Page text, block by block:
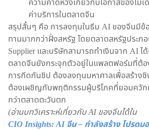
ความคาดหวังเกี่ยวกับโอกาสของโม
ค่าบริการในตลาดจีน
สรุปสั้นๆ คือ การลงทุนในธีม AI ของจีนมีข้
ทานมากกว่าฝั่งสหรัฐ โดยตลาดสหรัฐประก
Supplier และบริษัทสามารถทำเงินจาก AI
ตลาดจีนยังกระจุกตัวอยู่ในแพลตฟอร์มที่ต้
การกีดกันชิป ต้องลงทุนมหาศาลเพื่อสร้างชิ
ต้องเผชิญกับพฤติกรรมผู้บริโภคที่ยอมควัก
กว่าตลาดตะวันตก
(อ่านบทวิเคราะห์เกี่ยวกับ AI ของจีนได้ใน
CIO Insights: AI จีน – กำลังสร้าง โปรดม